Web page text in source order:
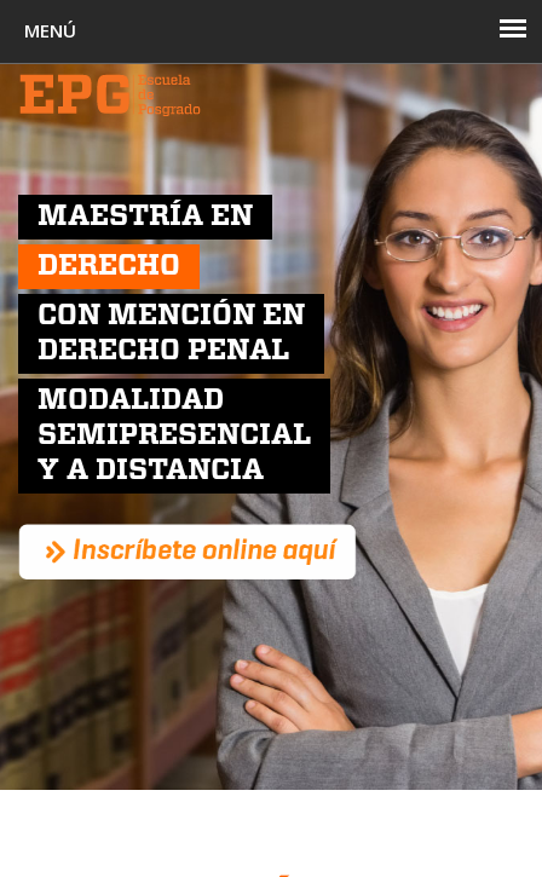
MAESTRÍA EN
DERECHO
CON MENCIÓN EN
DERECHO PENAL
MODALIDAD
SEMIPRESENCIAL
Y A DISTANCIA